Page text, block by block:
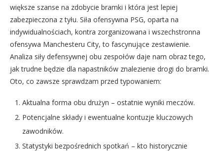
większe szanse na zdobycie bramki i która jest lepiej
zabezpieczona z tyłu. Siła ofensywna PSG, oparta na
indywidualnościach, kontra zorganizowana i wszechstronna
ofensywa Manchesteru City, to fascynujące zestawienie.
Analiza siły defensywnej obu zespołów daje nam obraz tego,
jak trudne będzie dla napastników znalezienie drogi do bramki.
Oto, co zawsze sprawdzam przed typowaniem:
Aktualna forma obu drużyn – ostatnie wyniki meczów.
Potencjalne składy i ewentualne kontuzje kluczowych
zawodników.
Statystyki bezpośrednich spotkań – kto historycznie